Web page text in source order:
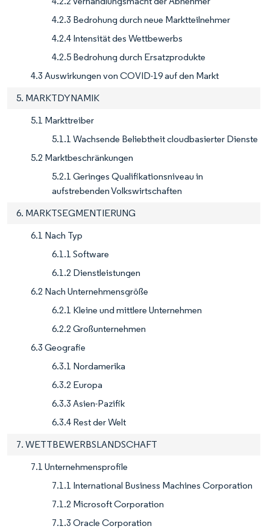
4.2.3 Bedrohung durch neue Marktteilnehmer
4.2.4 Intensität des Wettbewerbs
4.2.5 Bedrohung durch Ersatzprodukte
4.3 Auswirkungen von COVID-19 auf den Markt
5. MARKTDYNAMIK
5.1 Markttreiber
5.1.1 Wachsende Beliebtheit cloudbasierter Dienste
5.2 Marktbeschränkungen
5.2.1 Geringes Qualifikationsniveau in
aufstrebenden Volkswirtschaften
6. MARKTSEGMENTIERUNG
6.1 Nach Typ
6.1.1 Software
6.1.2 Dienstleistungen
6.2 Nach Unternehmensgröße
6.2.1 Kleine und mittlere Unternehmen
6.2.2 Großunternehmen
6.3 Geografie
6.3.1 Nordamerika
6.3.2 Europa
6.3.3 Asien-Pazifik
6.3.4 Rest der Welt
7. WETTBEWERBSLANDSCHAFT
7.1 Unternehmensprofile
7.1.1 International Business Machines Corporation
7.1.2 Microsoft Corporation
7.1.3 Oracle Corporation